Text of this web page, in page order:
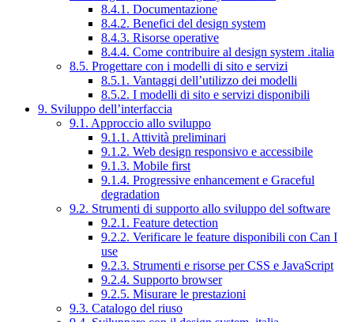
8.4.1. Documentazione
8.4.2. Benefici del design system
8.4.3. Risorse operative
8.4.4. Come contribuire al design system .italia
8.5. Progettare con i modelli di sito e servizi
8.5.1. Vantaggi dell’utilizzo dei modelli
8.5.2. I modelli di sito e servizi disponibili
9. Sviluppo dell’interfaccia
9.1. Approccio allo sviluppo
9.1.1. Attività preliminari
9.1.2. Web design responsivo e accessibile
9.1.3. Mobile first
9.1.4. Progressive enhancement e Graceful
degradation
9.2. Strumenti di supporto allo sviluppo del software
9.2.1. Feature detection
9.2.2. Verificare le feature disponibili con Can I
use
9.2.3. Strumenti e risorse per CSS e JavaScript
9.2.4. Supporto browser
9.2.5. Misurare le prestazioni
9.3. Catalogo del riuso